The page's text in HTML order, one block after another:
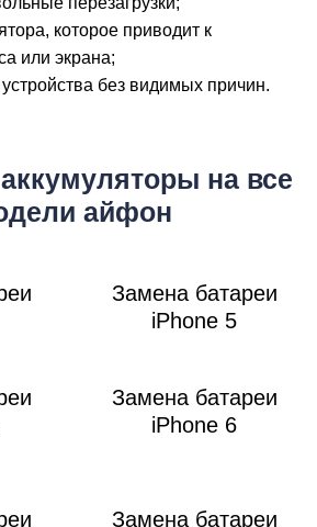
которое приводит к
или экрана;
без видимых причин.
на все
айфон
Замена батареи
iPhone 5
Замена батареи
iPhone 6
Замена батареи